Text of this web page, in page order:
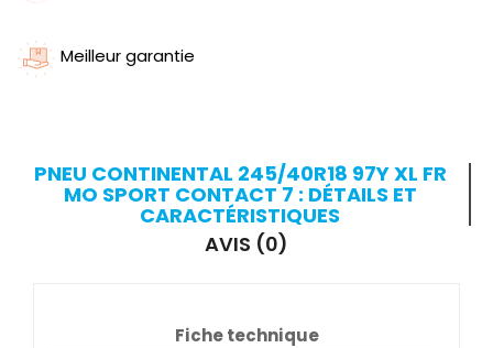
Meilleur garantie
PNEU CONTINENTAL 245/40R18 97Y XL FR
MO SPORT CONTACT 7 : DÉTAILS ET
CARACTÉRISTIQUES
AVIS (0)
Fiche technique